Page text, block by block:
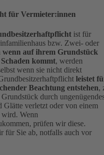
für Vermieter:innen
ist für
bzw. Zwei- oder
wenn auf ihrem Grundstück
kommt, werden
wenn sie nicht direkt
leistet
Beachtung entstehen,
durch
Glätte verletzt oder von einem
wird. Wenn
prüfen wir diese.
für Sie ab, notfalls auch vor